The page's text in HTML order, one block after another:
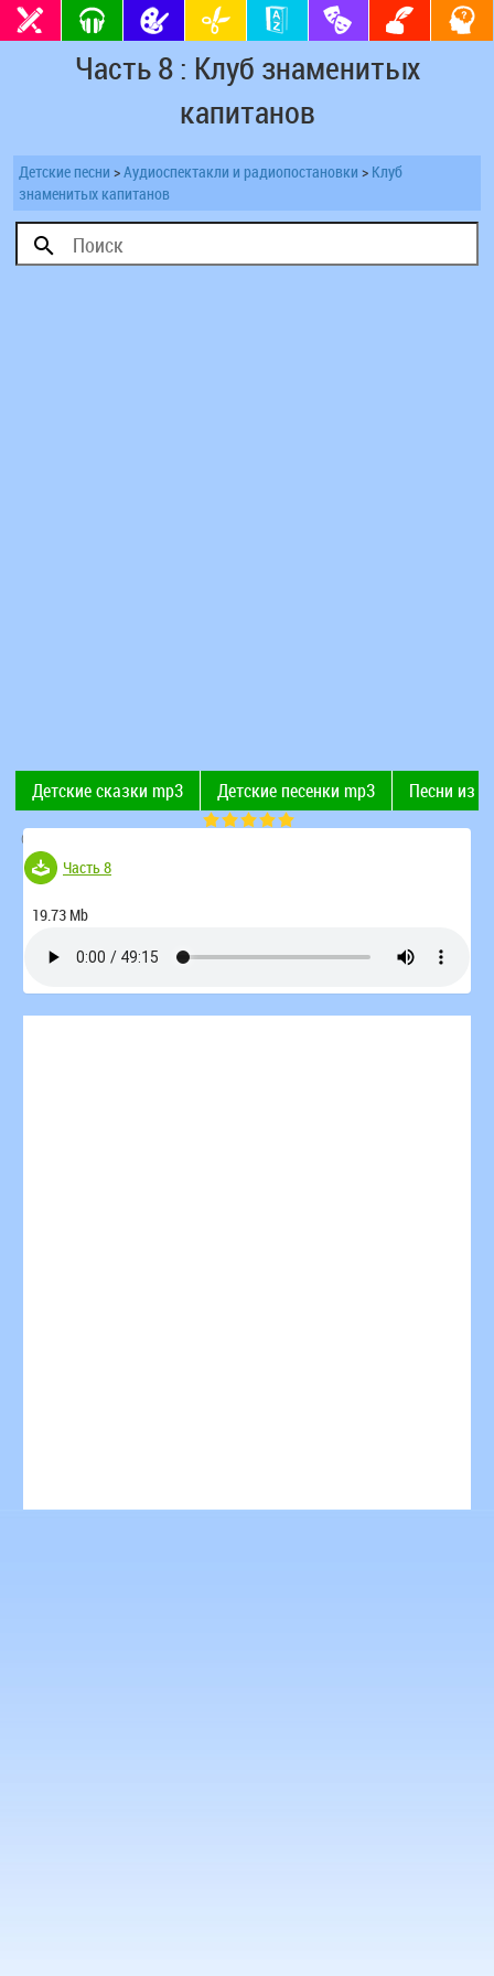
Часть 8 : Клуб знаменитых
капитанов
Детские песни >Аудиоспектакли и радиопостановки > Клуб
знаменитых капитанов
Детские сказки mp3 Детские песенки mp3
Песни из
Современные детские песни
Поют дети Рингтоны
(Голосов 52)
Часть 8
19.73 Mb